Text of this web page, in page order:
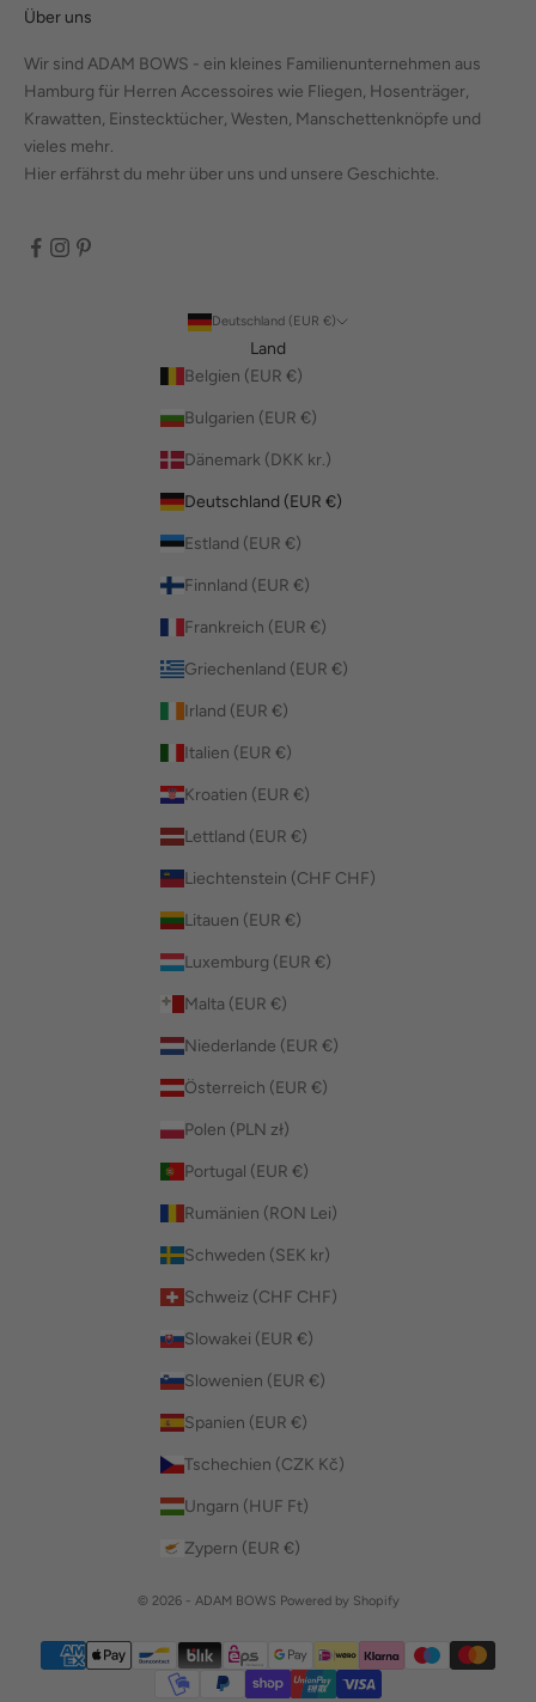
Über uns
Wir sind ADAM BOWS - ein kleines Familienunternehmen aus
Hamburg für Herren Accessoires wie Fliegen, Hosenträger,
Krawatten, Einstecktücher, Westen, Manschettenknöpfe und
vieles mehr.
Hier erfährst du mehr über uns und unsere Geschichte.
Deutschland (EUR €)
Land
Belgien (EUR €)
Bulgarien (EUR €)
Dänemark (DKK kr.)
Deutschland (EUR €)
Estland (EUR €)
Finnland (EUR €)
Frankreich (EUR €)
Griechenland (EUR €)
Irland (EUR €)
Italien (EUR €)
Kroatien (EUR €)
Lettland (EUR €)
Liechtenstein (CHF CHF)
Litauen (EUR €)
Luxemburg (EUR €)
Malta (EUR €)
Niederlande (EUR €)
Österreich (EUR €)
Polen (PLN zł)
Portugal (EUR €)
Rumänien (RON Lei)
Schweden (SEK kr)
Schweiz (CHF CHF)
Slowakei (EUR €)
Slowenien (EUR €)
Spanien (EUR €)
Tschechien (CZK Kč)
Ungarn (HUF Ft)
Zypern (EUR €)
© 2026 - ADAM BOWS Powered by Shopify